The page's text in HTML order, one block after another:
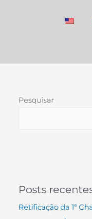
Pesquisar
Posts
Retificação da 1ª